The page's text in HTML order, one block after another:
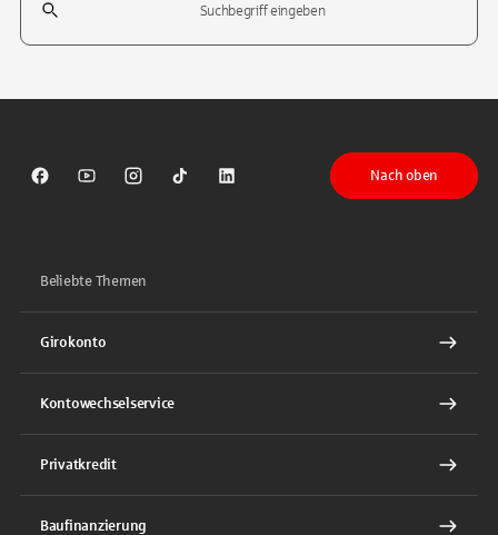
Sparkasse auf Facebook
Sparkasse auf Youtube
Sparkasse auf Instagram
Sparkasse auf TikTok
Sparkasse auf LinkedIn
Nach oben
Beliebte Themen
Girokonto
Kontowechselservice
Privatkredit
Baufinanzierung